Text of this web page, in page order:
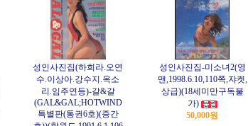
성인사진집(하희라.오연
수.이상아.강수지.옥소
리.임주연등)-갈&갈
(GAL&GAL;HOTWIND
특별판(통권6호)(증간
성인사진집-미소녀2(영
맨,1998.6.10,110쪽,쟈켓,
상급)(18세미만구독불
가)
50,000원